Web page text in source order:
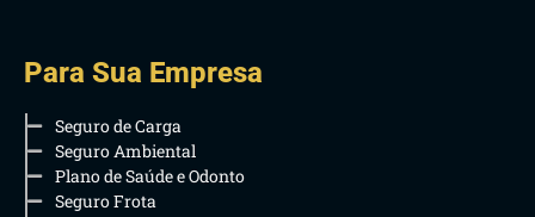
Para Sua Empresa
Seguro de Carga
Seguro Ambiental
Plano de Saúde e Odonto
Seguro Frota